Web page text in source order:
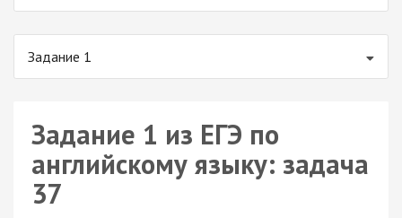
Задание 1
Задание 1 из ЕГЭ по
английскому языку: задача
37